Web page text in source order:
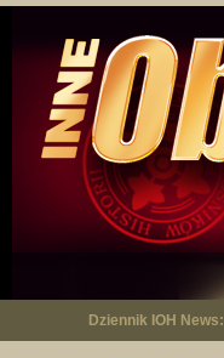
Dziennik IOH News: